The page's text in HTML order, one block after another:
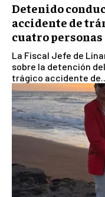
Detenido
accidente de
cuatro
La Fiscal Jefe de
sobre la detención
trágico accidente